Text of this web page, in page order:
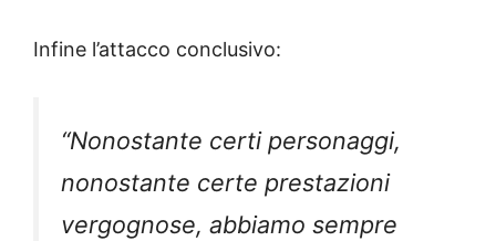
Infine l’attacco conclusivo:
“Nonostante certi personaggi,
nonostante certe prestazioni
vergognose, abbiamo sempre